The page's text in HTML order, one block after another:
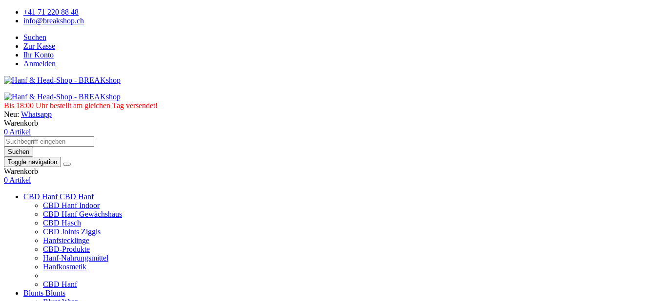
+41 71 220 88 48
info@breakshop.ch
Suchen
Zur Kasse
Ihr Konto
Anmelden
Bis 18:00 Uhr bestellt am gleichen Tag versendet!
Neu: Whatsapp
Warenkorb
0 Artikel
Suchen
Toggle navigation
Warenkorb
0 Artikel
CBD HanfCBD Hanf
CBD Hanf Indoor
CBD Hanf Gewächshaus
CBD Hasch
CBD Joints Ziggis
Hanfstecklinge
CBD-Produkte
Hanf-Nahrungsmittel
Hanfkosmetik
CBD Hanf
Blunts Blunts